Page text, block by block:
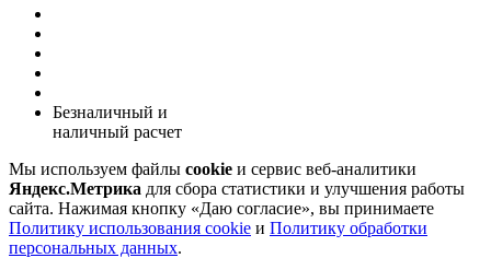
Безналичный и
наличный расчет
Мы используем файлы cookie и сервис веб-аналитики
Яндекс.Метрика для сбора статистики и улучшения работы
сайта. Нажимая кнопку «Даю согласие», вы принимаете
Политику использования cookie и Политику обработки
персональных данных.